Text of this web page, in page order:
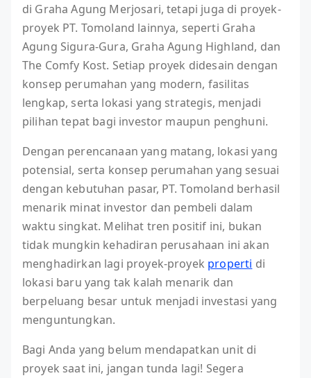
di Graha Agung Merjosari, tetapi juga di proyek-
proyek PT. Tomoland lainnya, seperti Graha
Agung Sigura-Gura, Graha Agung Highland, dan
The Comfy Kost. Setiap proyek didesain dengan
konsep perumahan yang modern, fasilitas
lengkap, serta lokasi yang strategis, menjadi
pilihan tepat bagi investor maupun penghuni.
Dengan perencanaan yang matang, lokasi yang
potensial, serta konsep perumahan yang sesuai
dengan kebutuhan pasar, PT. Tomoland berhasil
menarik minat investor dan pembeli dalam
waktu singkat. Melihat tren positif ini, bukan
tidak mungkin kehadiran perusahaan ini akan
menghadirkan lagi proyek-proyek properti di
lokasi baru yang tak kalah menarik dan
berpeluang besar untuk menjadi investasi yang
menguntungkan.
Bagi Anda yang belum mendapatkan unit di
proyek saat ini, jangan tunda lagi! Segera